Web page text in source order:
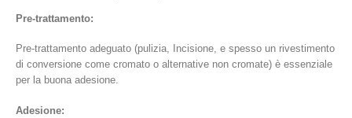
Pre-trattamento:
Pre-trattamento adeguato (pulizia, Incisione, e spesso un rivestimento
di conversione come cromato o alternative non cromate) è essenziale
per la buona adesione.
Adesione: